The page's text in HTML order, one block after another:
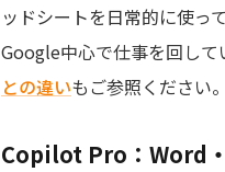
ッドシートを日常的に使っ
Google中心で仕事を回し
との違いもご参照ください。
Copilot Pro：Word